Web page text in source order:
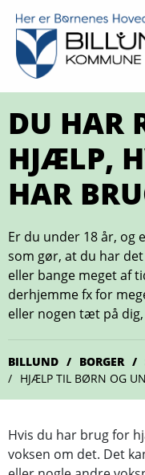
DU HAR
HJÆLP,
HAR
Er du under 18 år, og
som gør, at du har
eller bange meget af
derhjemme fx for
eller nogen tæt på
BILLUND BORGER
HJÆLP TIL BØRN OG
Hvis du har brug for
voksen om det. Det